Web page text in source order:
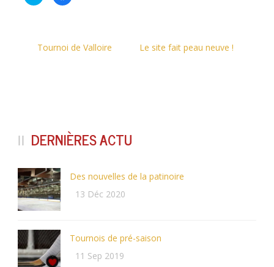
partager
nouvelle
fenêtre)
nouvelle
fenêtre)
Tournoi de Valloire Le site fait peau neuve !
DERNIÈRES ACTU
Des nouvelles de la patinoire
13 Déc 2020
Tournois de pré-saison
11 Sep 2019